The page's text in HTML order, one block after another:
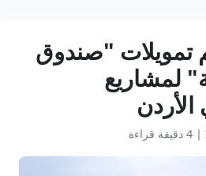
تمويلات "صندوق
لمشاريع
| 4 دقيقة قراءة